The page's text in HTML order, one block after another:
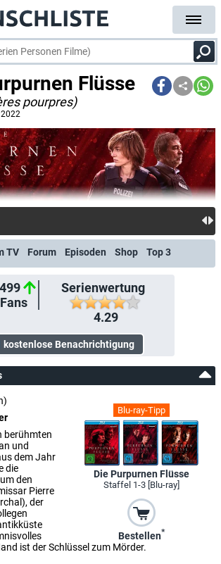
Flüsse
pourpres)
Benachrichtigung
TV Forum Episoden Shop Top 3
Serienwertung
4.29
Blu-ray-Tipp
Die Purpurnen Flüsse
Staffel 1-3 [Blu-ray]
Bestellen*
berühmten
und
dem Jahr
die
den
Pierre
der
ist der Schlüssel zum Mörder.